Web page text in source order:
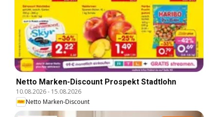
Netto Marken-Discount Prospekt Stadtlohn
10.08.2026- 15.08.2026
Netto Marken-Discount